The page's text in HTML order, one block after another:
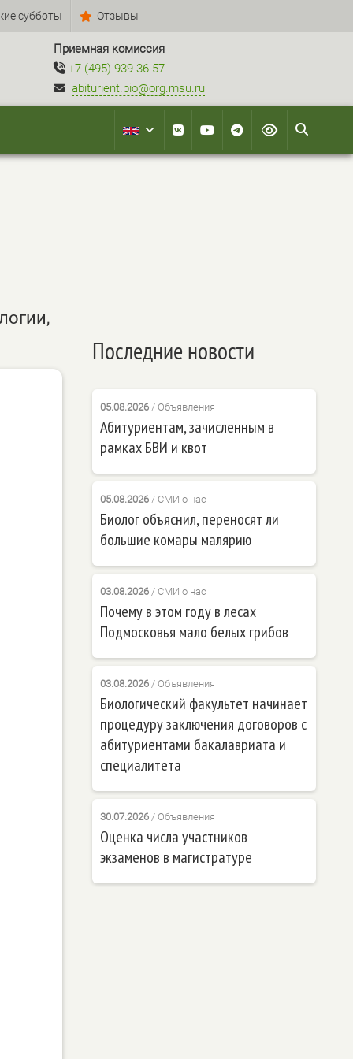
субботы Отзывы
Приемная комиссия
+7 (495) 939-36-57
abiturient.bio@org.msu.ru
Последние новости
05.08.2026/ Объявления
Абитуриентам, зачисленным в
рамках БВИ и квот
05.08.2026/ СМИ о нас
Биолог объяснил, переносят ли
большие комары малярию
03.08.2026/ СМИ о нас
Почему в этом году в лесах
Подмосковья мало белых грибов
03.08.2026/ Объявления
Биологический факультет начинает
процедуру заключения договоров с
абитуриентами бакалавриата и
специалитета
30.07.2026/ Объявления
Оценка числа участников
экзаменов в магистратуре